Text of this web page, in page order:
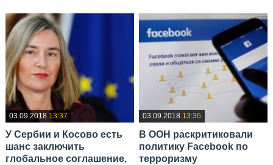
03.09.2018 13:37
У Сербии и Косово есть
шанс заключить
глобальное соглашение,
03.09.2018 13:36
В ООН раскритиковали
политику Facebook по
терроризму